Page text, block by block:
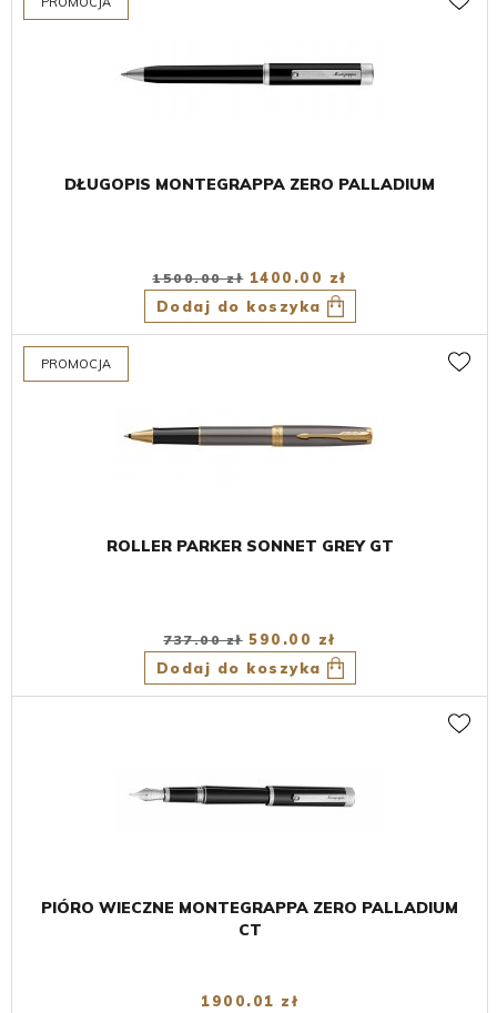
DŁUGOPIS MONTEGRAPPA ZERO PALLADIUM
1500.00 zł 1400.00 zł
Dodaj do koszyka
ROLLER PARKER SONNET GREY GT
737.00 zł 590.00 zł
Dodaj do koszyka
PIÓRO WIECZNE MONTEGRAPPA ZERO PALLADIUM
CT
1900.01 zł